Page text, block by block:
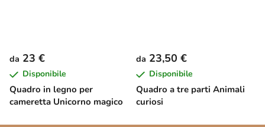
Quadro in legno per
cameretta Unicorno magico
da 23 €
Disponibile
Quadro a tre parti Animali
curiosi
da 23,50 €
Disponibile